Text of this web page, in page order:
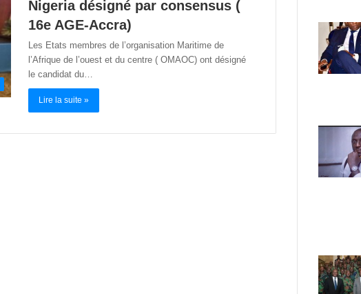
Nigeria désigné par consensus (
16e AGE-Accra)
Les Etats membres de l’organisation Maritime de
l’Afrique de l’ouest et du centre ( OMAOC) ont désigné
le candidat du…
Lire la suite »